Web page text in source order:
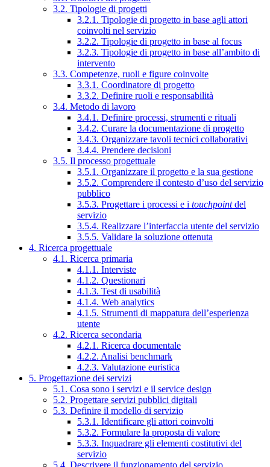
3.2. Tipologie di progetti
3.2.1. Tipologie di progetto in base agli attori
coinvolti nel servizio
3.2.2. Tipologie di progetto in base al focus
3.2.3. Tipologie di progetto in base all’ambito di
intervento
3.3. Competenze, ruoli e figure coinvolte
3.3.1. Coordinatore di progetto
3.3.2. Definire ruoli e responsabilità
3.4. Metodo di lavoro
3.4.1. Definire processi, strumenti e rituali
3.4.2. Curare la documentazione di progetto
3.4.3. Organizzare tavoli tecnici collaborativi
3.4.4. Prendere decisioni
3.5. Il processo progettuale
3.5.1. Organizzare il progetto e la sua gestione
3.5.2. Comprendere il contesto d’uso del servizio
pubblico
3.5.3. Progettare i processi e i touchpointdel
servizio
3.5.4. Realizzare l’interfaccia utente del servizio
3.5.5. Validare la soluzione ottenuta
4. Ricerca progettuale
4.1. Ricerca primaria
4.1.1. Interviste
4.1.2. Questionari
4.1.3. Test di usabilità
4.1.4. Web analytics
4.1.5. Strumenti di mappatura dell’esperienza
utente
4.2. Ricerca secondaria
4.2.1. Ricerca documentale
4.2.2. Analisi benchmark
4.2.3. Valutazione euristica
5. Progettazione dei servizi
5.1. Cosa sono i servizi e il service design
5.2. Progettare servizi pubblici digitali
5.3. Definire il modello di servizio
5.3.1. Identificare gli attori coinvolti
5.3.2. Formulare la proposta di valore
5.3.3. Inquadrare gli elementi costitutivi del
servizio
5.4. Descrivere il funzionamento del servizio